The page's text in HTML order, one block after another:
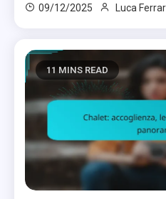
09/12/2025 Luca
11 MINS READ